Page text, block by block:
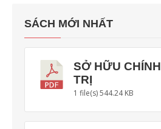
SÁCH MỚI NHẤT
SỞ HỮU CHÍNH
TRỊ
1 file(s)544.24 KB